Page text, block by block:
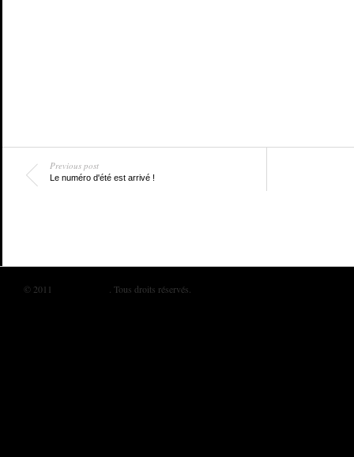
Previous post
Le numéro d'été est arrivé !
© 2011 . Tous droits réservés.